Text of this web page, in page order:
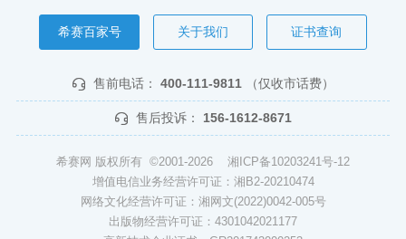
希赛百家号 关于我们 证书查询
售前电话： 400-111-9811 （仅收市话费）
售后投诉： 156-1612-8671
希赛网 版权所有 ©2001-2026 湘ICP备10203241号-12
增值电信业务经营许可证：湘B2-20210474
网络文化经营许可证：湘网文(2022)0042-005号
出版物经营许可证：4301042021177